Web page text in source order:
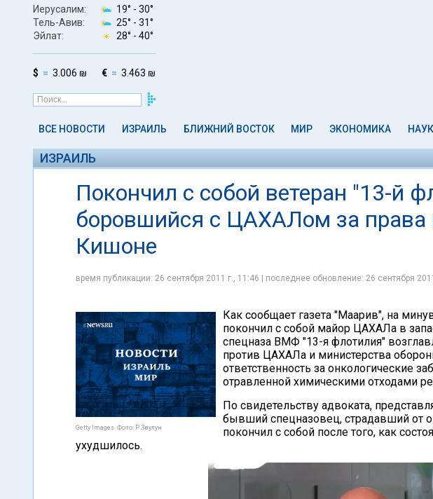
Иерусалим: 19° - 30°
Тель-Авив:
25° - 31°
Эйлат:
28° - 40°
$ 3.006 ₪ € 3.463 ₪
ВСЕ НОВОСТИ ИЗРАИЛЬ БЛИЖНИЙ ВОСТОК МИР ЭКОНОМИКА
ИЗРАИЛЬ
Покончил с собой ветеран "13-й
боровшийся с ЦАХАЛом за
Кишоне
время публикации: 26 сентября 2011 г., 11:46 | последнее обновление: 26 сентября
Getty Images. Фото: Р.Звулун
Как сообщает газета "Маарив", на
покончил с собой майор ЦАХАЛа в
спецназа ВМФ "13-я флотилия"
против ЦАХАЛа и министерства
ответственность за онкологические
отравленной химическими отходами
По свидетельству адвоката,
бывший спецназовец, страдавший от
покончил с собой после того, как
ухудшилось.